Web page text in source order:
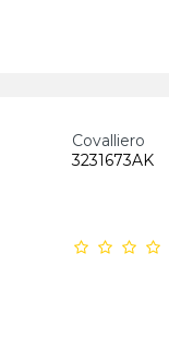
Covalliero
3231673AK